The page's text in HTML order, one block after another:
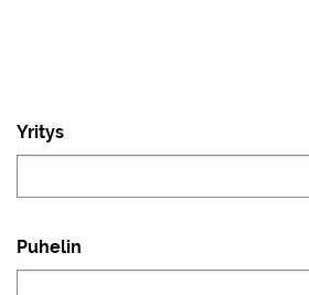
Yritys
Puhelin